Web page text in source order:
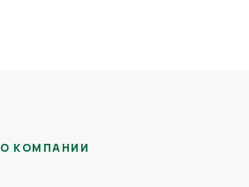
О КОМПАНИИ